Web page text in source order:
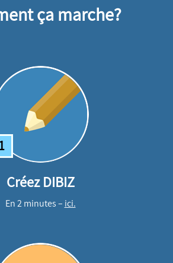
ça marche?
1
Créez DIBIZ
En 2 minutes – ici.